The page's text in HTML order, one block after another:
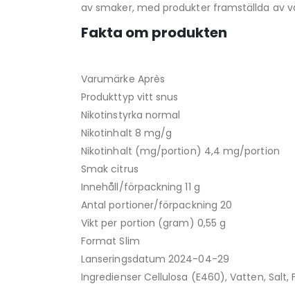
av smaker, med produkter framställda av
Fakta om produkten
Varumärke Après
Produkttyp vitt snus
Nikotinstyrka normal
Nikotinhalt 8 mg/g
Nikotinhalt (mg/portion) 4,4 mg/portion
Smak citrus
Innehåll/förpackning 11 g
Antal portioner/förpackning 20
Vikt per portion (gram) 0,55 g
Format Slim
Lanseringsdatum 2024-04-29
Ingredienser Cellulosa (E460), Vatten,